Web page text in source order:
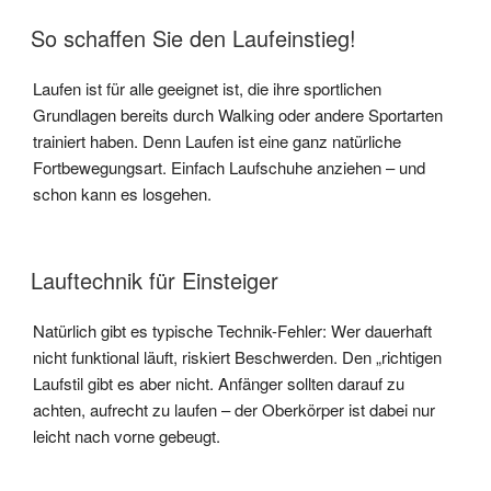
So schaffen Sie den Laufeinstieg!
Laufen ist für alle geeignet ist, die ihre sportlichen
Grundlagen bereits durch Walking oder andere Sportarten
trainiert haben. Denn Laufen ist eine ganz natürliche
Fortbewegungsart. Einfach Laufschuhe anziehen – und
schon kann es losgehen.
Lauftechnik für Einsteiger
Natürlich gibt es typische Technik-Fehler: Wer dauerhaft
nicht funktional läuft, riskiert Beschwerden. Den „richtigen
Laufstil gibt es aber nicht. Anfänger sollten darauf zu
achten, aufrecht zu laufen – der Oberkörper ist dabei nur
leicht nach vorne gebeugt.